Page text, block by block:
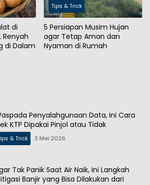
di
Renyah
di Dalam
Tips & Trick
5 Persiapan Musim Hujan
agar Tetap Aman dan
Nyaman di Rumah
Penyalahgunaan Data, Ini Cara
KTP Dipakai Pinjol atau Tidak
& Trick 3 Mei 2026
Tak Panik Saat Air Naik, Ini Langkah
Banjir yang Bisa Dilakukan dari